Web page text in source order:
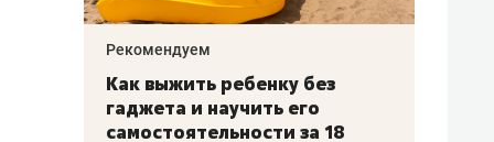
Рекомендуем
Как выжить ребенку без
гаджета и научить его
самостоятельности за 18